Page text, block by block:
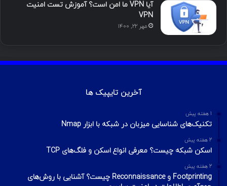
محبوب تازه ترین دیدگاه ها
RAR
چطور تلگرام را هک کنیم؟ آموزش تصویری هک
تلگرام
شهریور ۲۴, ۱۳۹۹